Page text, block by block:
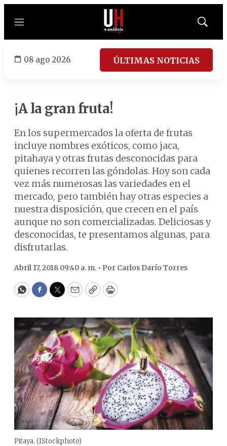
Menú
Mostrar
08 ago 2026 ÚLTIMAS NOTICIAS
¡A la gran fruta!
En los supermercados la oferta de frutas
incluye nombres exóticos, como jaca,
pitahaya y otras frutas desconocidas para
quienes recorren las góndolas. Hoy son cada
vez más numerosas las variedades en el
mercado, pero también hay otras especies a
nuestra disposición, que crecen en el país
aunque no son comercializadas. Deliciosas y
desconocidas, te presentamos algunas, para
disfrutarlas.
Abril 17, 2018 09:40 a. m. • Por Carlos Darío Torres
WhatsApp
Facebook
Twitter
EmailCopyPrint
Pitaya. (IStockphoto)